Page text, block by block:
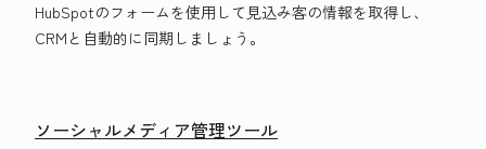
HubSpotのフォームを使用して見込み客の情報を取得し、
CRMと自動的に同期しましょう。
ソーシャルメディア管理ツール